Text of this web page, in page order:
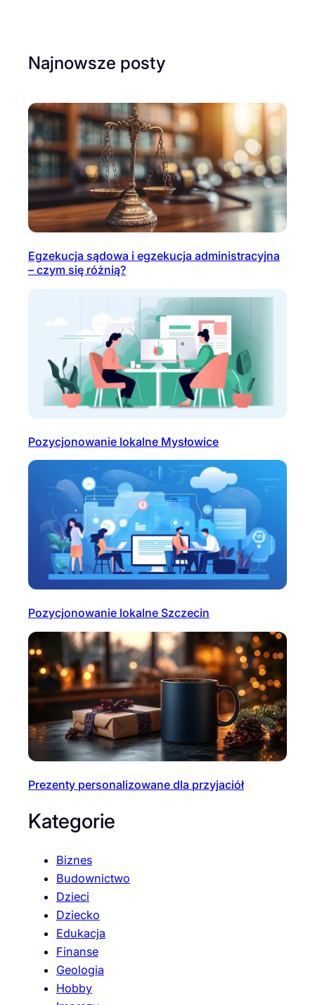
Najnowsze posty
Egzekucja sądowa i egzekucja administracyjna
– czym się różnią?
Pozycjonowanie lokalne Mysłowice
Pozycjonowanie lokalne Szczecin
Prezenty personalizowane dla przyjaciół
Kategorie
Biznes
Budownictwo
Dzieci
Dziecko
Edukacja
Finanse
Geologia
Hobby